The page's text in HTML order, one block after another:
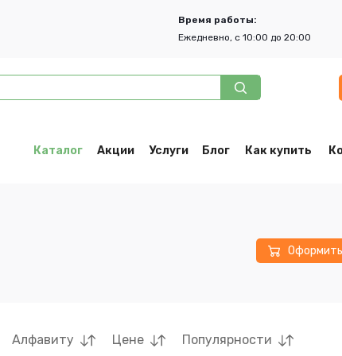
Время работы:
Ежедневно, с 10:00 до 20:00
Каталог Акции Услуги Блог Как купить
Оформить
Алфавиту Цене Популярности